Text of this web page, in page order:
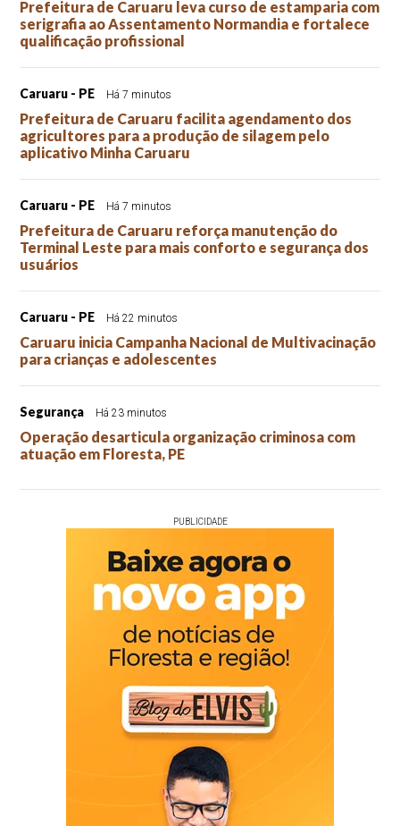
Prefeitura de Caruaru leva curso de estamparia com
serigrafia ao Assentamento Normandia e fortalece
qualificação profissional
Caruaru - PE Há 7 minutos
Prefeitura de Caruaru facilita agendamento dos
agricultores para a produção de silagem pelo
aplicativo Minha Caruaru
Caruaru - PE Há 7 minutos
Prefeitura de Caruaru reforça manutenção do
Terminal Leste para mais conforto e segurança dos
usuários
Caruaru - PE Há 22 minutos
Caruaru inicia Campanha Nacional de Multivacinação
para crianças e adolescentes
Segurança Há 23 minutos
Operação desarticula organização criminosa com
atuação em Floresta, PE
PUBLICIDADE